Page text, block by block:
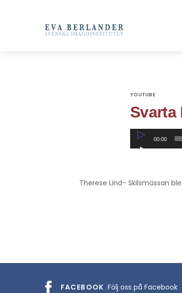
YOUTUBE
Svarta
Ljudspelare
00:00
Therese Lind- Skilsmässan
FACEBOOK Följ oss på Facebook